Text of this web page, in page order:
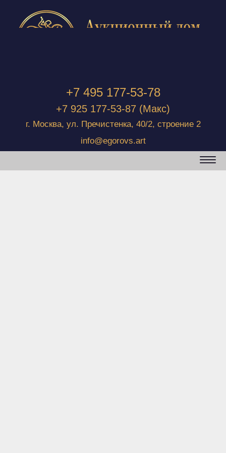
+7 495 177-53-78
+7 925 177-53-87 (Макс)
г. Москва, ул. Пречистенка, 40/2, строение 2
info@egorovs.art